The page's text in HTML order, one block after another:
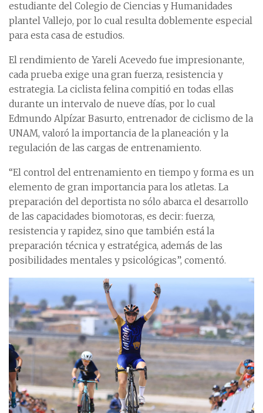
estudiante del Colegio de Ciencias y Humanidades
plantel Vallejo, por lo cual resulta doblemente especial
para esta casa de estudios.
El rendimiento de Yareli Acevedo fue impresionante,
cada prueba exige una gran fuerza, resistencia y
estrategia. La ciclista felina compitió en todas ellas
durante un intervalo de nueve días, por lo cual
Edmundo Alpízar Basurto, entrenador de ciclismo de la
UNAM, valoró la importancia de la planeación y la
regulación de las cargas de entrenamiento.
“El control del entrenamiento en tiempo y forma es un
elemento de gran importancia para los atletas. La
preparación del deportista no sólo abarca el desarrollo
de las capacidades biomotoras, es decir: fuerza,
resistencia y rapidez, sino que también está la
preparación técnica y estratégica, además de las
posibilidades mentales y psicológicas”, comentó.